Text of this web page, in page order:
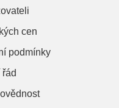
cen
podmínky